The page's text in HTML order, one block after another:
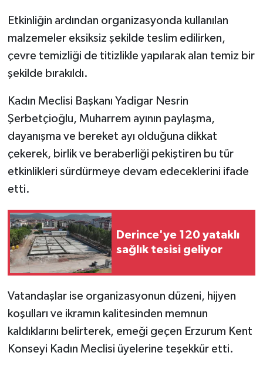
Etkinliğin ardından organizasyonda kullanılan
malzemeler eksiksiz şekilde teslim edilirken,
çevre temizliği de titizlikle yapılarak alan temiz bir
şekilde bırakıldı.
Kadın Meclisi Başkanı Yadigar Nesrin
Şerbetçioğlu, Muharrem ayının paylaşma,
dayanışma ve bereket ayı olduğuna dikkat
çekerek, birlik ve beraberliği pekiştiren bu tür
etkinlikleri sürdürmeye devam edeceklerini ifade
etti.
Derince'ye 120 yataklı
sağlık tesisi geliyor
Vatandaşlar ise organizasyonun düzeni, hijyen
koşulları ve ikramın kalitesinden memnun
kaldıklarını belirterek, emeği geçen Erzurum Kent
Konseyi Kadın Meclisi üyelerine teşekkür etti.